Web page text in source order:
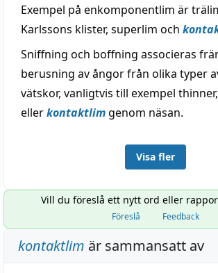
Exempel på enkomponentlim är
Karlssons klister, superlim och
Sniffning och boffning associeras
berusning av ångor från olika typer
vätskor, vanligtvis till exempel
ellerkontaktlimgenom näsan.
Visa fler
Vill du föreslå ett nytt ord eller
Föreslå Feedback
kontaktlim är sammansatt av